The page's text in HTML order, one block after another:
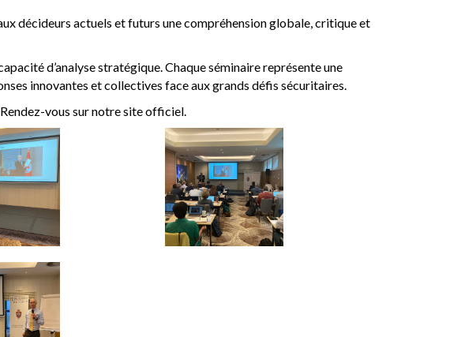
décideurs actuels et futurs une compréhension globale, critique et
d’analyse stratégique. Chaque séminaire représente une
innovantes et collectives face aux grands défis sécuritaires.
vous sur notre site officiel.